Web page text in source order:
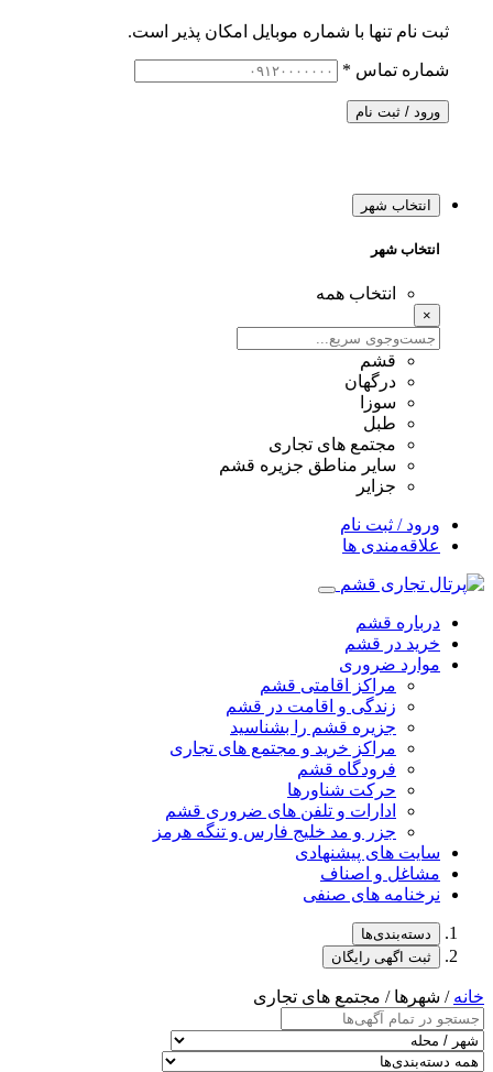
ثبت نام تنها با شماره موبایل امکان پذیر است.
شماره تماس *
ورود / ثبت نام
انتخاب شهر
انتخاب شهر
انتخاب همه
×
قشم
درگهان
سوزا
طبل
مجتمع های تجاری
سایر مناطق جزیره قشم
جزایر
ورود / ثبت نام
علاقه‌مندی ها
درباره قشم
خرید در قشم
موارد ضروری
مراکز اقامتی قشم
زندگی و اقامت در قشم
جزیره قشم را بشناسید
مراکز خرید و مجتمع های تجاری
فرودگاه قشم
حرکت شناورها
ادارات و تلفن های ضروری قشم
جزر و مد خلیج فارس و تنگه هرمز
سایت های پیشنهادی
مشاغل و اصناف
نرخنامه های صنفی
دسته‌بندی‌ها
ثبت اگهی رایگان
خانه / شهرها / مجتمع های تجاری